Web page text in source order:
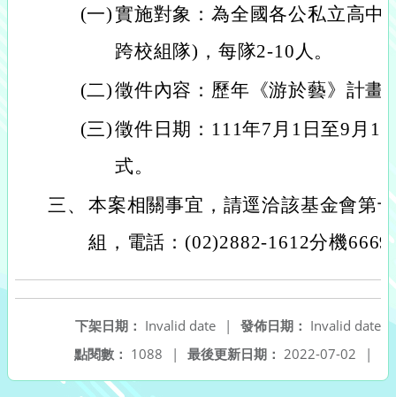
(一)實施對象：為全國各公私立高中
跨校組隊)，每隊2-10人。
(二)徵件內容：歷年《游於藝》計畫
(三)徵件日期：111年7月1日至9月
式。
三、 本案相關事宜，請逕洽該基金會第
組，電話：(02)2882-1612分機
發佈日期： Invalid date
下架日期： Invalid date
|
最後更新日期： 2022-07-02 |
點閱數： 1088 |